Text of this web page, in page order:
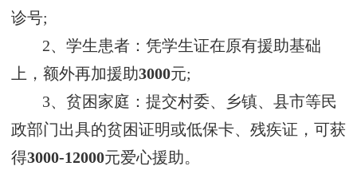
诊号;
2、学生患者：凭学生证在原有援助基础
上，额外再加援助3000元;
3、贫困家庭：提交村委、乡镇、县市等民
政部门出具的贫困证明或低保卡、残疾证，可获
得3000-12000元爱心援助。